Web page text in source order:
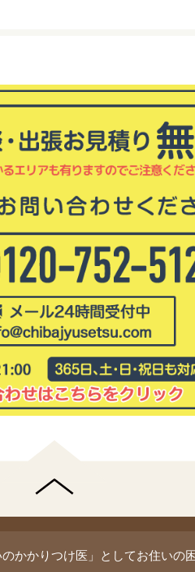
かかりつけ医」としてお住いの